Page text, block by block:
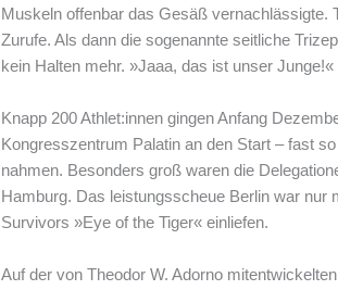
Muskeln offenbar das Gesäß vernachlässigte.
Zurufe. Als dann die sogenannte seitliche
kein Halten mehr. »Jaaa, das ist unser Junge!«
Knapp 200 Athlet:innen gingen Anfang
Kongresszentrum Palatin an den Start – fast
nahmen. Besonders groß waren die
Hamburg. Das leistungsscheue Berlin war nur
Survivors »Eye of the Tiger« einliefen.
Auf der von Theodor W. Adorno